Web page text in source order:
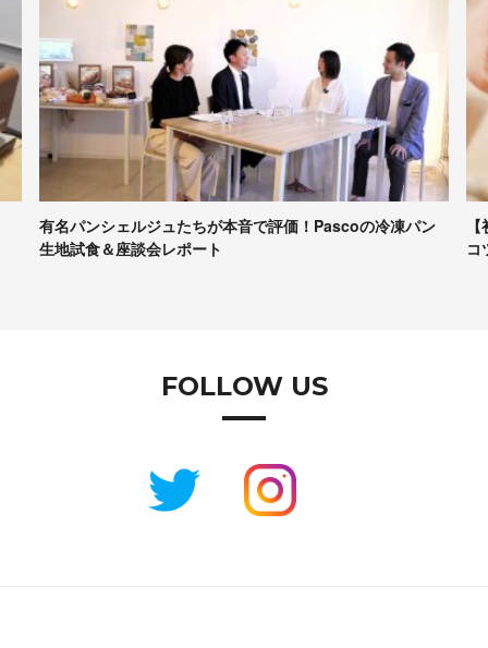
有名パンシェルジュたちが本音で評価！Pascoの冷凍パン
生地試食＆座談会レポート
FOLLOW US